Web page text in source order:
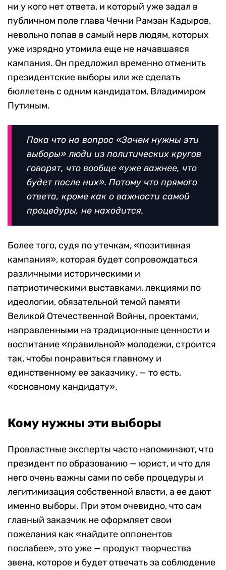
ни у кого нет ответа, и который уже задал в
публичном поле глава Чечни Рамзан Кадыров,
невольно попав в самый нерв людям, которых
уже изрядно утомила еще не начавшаяся
кампания. Он предложил временно отменить
президентские выборы или же сделать
бюллетень с одним кандидатом, Владимиром
Путиным.
Пока что на вопрос «Зачем нужны эти
выборы» люди из политических кругов
говорят, что вообще «уже важнее, что
будет после них». Потому что прямого
ответа, кроме как о важности самой
процедуры, не находится.
Более того, судя по утечкам, «позитивная
кампания», которая будет сопровождаться
различными историческими и
патриотическими выставками, лекциями по
идеологии, обязательной темой памяти
Великой Отечественной Войны, проектами,
направленными на традиционные ценности и
воспитание «правильной» молодежи, строится
так, чтобы понравиться главному и
единственному ее заказчику, — то есть,
«основному кандидату».
Кому нужны эти выборы
Провластные эксперты часто напоминают, что
президент по образованию — юрист, и что для
него очень важны сами по себе процедуры и
легитимизация собственной власти, а ее дают
именно выборы. При этом очевидно, что сам
главный заказчик не оформляет свои
пожелания как «найдите оппонентов
послабее», это уже — продукт творчества
звена, которое и будет отвечать за соблюдение